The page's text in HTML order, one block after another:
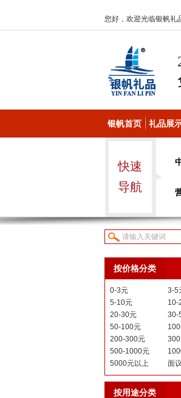
您好，欢迎光临银帆礼
银帆首页 礼品展
快速
导航
按价格分类
0-3元
3-5
5-10元
10-
20-30元
30-
50-100元
200-300元
500-1000元
5000元以上
面
按用途分类